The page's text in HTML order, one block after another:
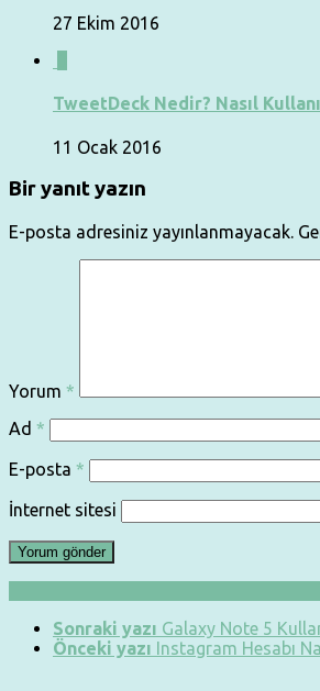
27 Ekim 2016
TweetDeck Nedir? Nasıl
11 Ocak 2016
Bir yanıt yazın
E-posta adresiniz yayınlanmayacak.
Yorum *
Ad *
E-posta *
İnternet sitesi
Sonraki yazı Galaxy Note 5
Önceki yazı Instagram Hesabı